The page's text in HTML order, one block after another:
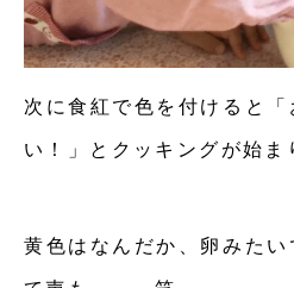
次に食紅で色を付けると
い！」とクッキングが始ま
黄色はなんだか、卵みた